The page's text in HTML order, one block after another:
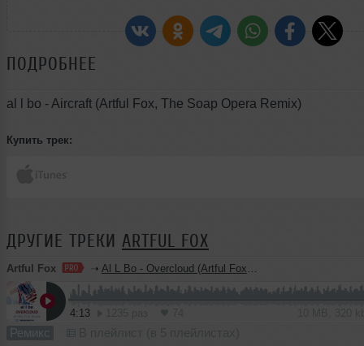
ПОДРОБНЕЕ
al l bo - Aircraft (Artful Fox, The Soap Opera Remix)
Купить трек:
ДРУГИЕ ТРЕКИ ARTFUL FOX
Artful Fox ➝ Al L Bo - Overcloud (Artful Fox feat. The Soap Opera Remix)
4:13
Ремикс